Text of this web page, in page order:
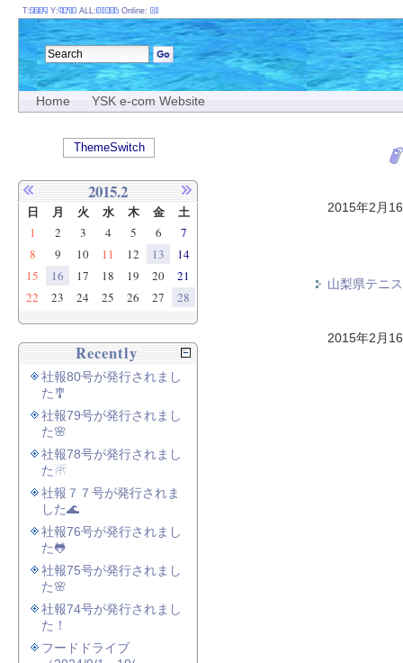
Home YSK e-com Website
2015年2月
山梨県テニ
2015年2月
T: Y: ALL: Online:
ThemeSwitch
2015.2
日 月 火 水 木 金 土
1 2 3 4 5 6
7
8
9 10 11 12 13
14
15
16 17 18 19 20
21
22
23 24 25 26 27 28
Recently
社報80号が発行されまし
た🎐
社報79号が発行されまし
た🌸
社報78号が発行されまし
た☃
社報７７号が発行されま
した🌊
社報76号が発行されまし
た🐸
社報75号が発行されまし
た🌸
社報74号が発行されまし
た！
フードドライブ